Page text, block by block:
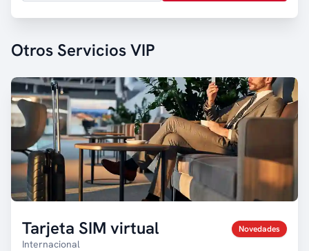
Otros Servicios VIP
Tarjeta SIM virtual
Internacional
Novedades